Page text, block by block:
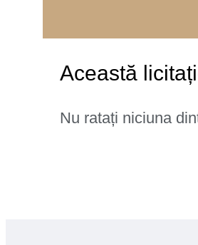
Această
Nu ratați niciuna